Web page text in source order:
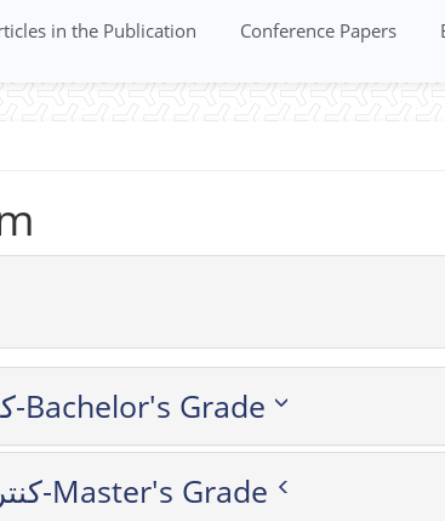
Conference Papers
in the Publication
کنترل صنعتی-Bachelor's Grade
کنترل غیرخطی-Master's Grade